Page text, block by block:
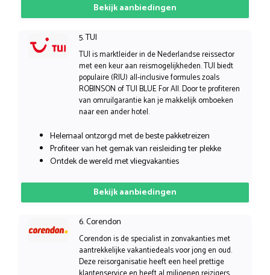
Bekijk aanbiedingen
5. TUI
TUI is marktleider in de Nederlandse reissector
met een keur aan reismogelijkheden. TUI biedt
populaire (RIU) all-inclusive formules zoals
ROBINSON of TUI BLUE For All. Door te profiteren
van omruilgarantie kan je makkelijk omboeken
naar een ander hotel.
Helemaal ontzorgd met de beste pakketreizen
Profiteer van het gemak van reisleiding ter plekke
Ontdek de wereld met vliegvakanties
Bekijk aanbiedingen
6. Corendon
Corendon is de specialist in zonvakanties met
aantrekkelijke vakantiedeals voor jong en oud.
Deze reisorganisatie heeft een heel prettige